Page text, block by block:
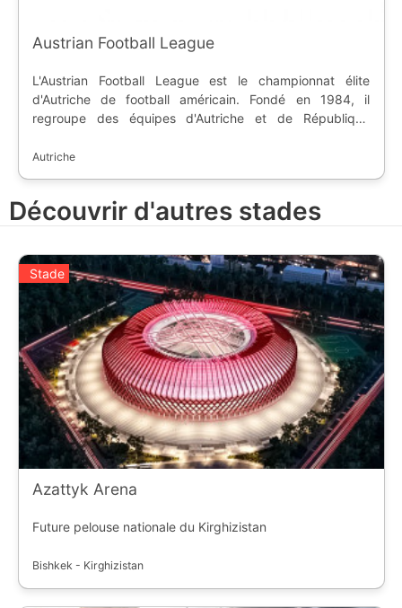
Austrian Football League
L'Austrian Football League est le championnat élite
d'Autriche de football américain. Fondé en 1984, il
regroupe des équipes d'Autriche et de République
NCAA, et il est considéré comme le meilleur d'Europe.
Autriche
Découvrir d'autres stades
Stade
Azattyk Arena
Future pelouse nationale du Kirghizistan
Bishkek - Kirghizistan